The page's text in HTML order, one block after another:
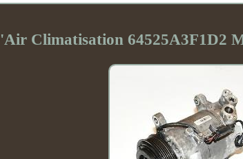
Climatisation 64525A3F1D2